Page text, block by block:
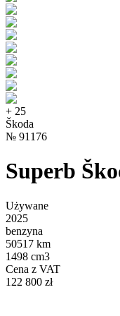
+ 25
Škoda
№ 91176
Superb
Używane
2025
benzyna
50517 km
1498 cm3
Cena z VAT
122 800 zł